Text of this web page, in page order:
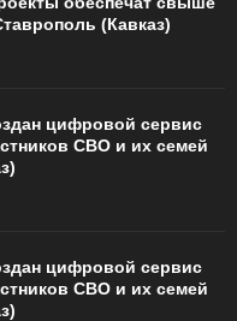
(Кавказ)
цифровой сервис
СВО и их семей
цифровой сервис
СВО и их семей